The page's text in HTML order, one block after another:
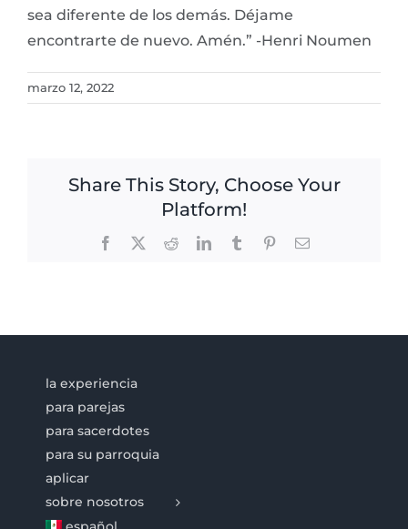
sea diferente de los demás. Déjame
encontrarte de nuevo. Amén.” -Henri Noumen
marzo 12, 2022
Share This Story, Choose Your
Platform!
Facebook RedditLinkedInTumblr PinterestEmail
la experiencia
para parejas
para sacerdotes
para su parroquia
aplicar
sobre nosotros